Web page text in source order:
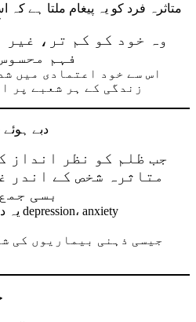
متاثرہ فرد کو یہ پیغام ملتا ہے
وہ خود کو کم تر، غیر
فہم
اس سے خود اعتمادی میں
زندگی کے ہر شعبے پر
🧨 2. دبے
جب ظلم کو نظر انداز
متاثرہ شخص کے اندر
بسی
یہ دبے ہوئے جذبات بعد میں depression، anxiety
جیسی ذہنی بیماریوں کی